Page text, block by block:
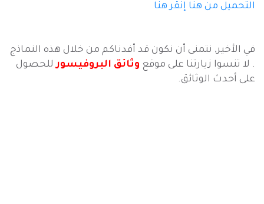
التحميل من هنا إنقر هنا
في الأخير, نتمنى أن نكون قد أفدناكم من خلال هذه النماذج
. لا تنسوا زيارتنا على موقع وثائق البروفيسورللحصول
على أحدث الوثائق.